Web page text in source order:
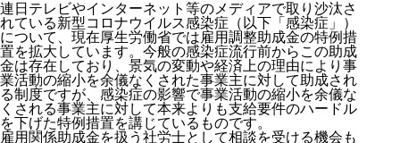
連日テレビやインターネット等のメディアで取り沙汰さ
れている新型コロナウイルス感染症（以下「感染症」）
について、現在厚生労働省では雇用調整助成金の特例措
置を拡大しています。今般の感染症流行前からこの助成
金は存在しており、景気の変動や経済上の理由により事
業活動の縮小を余儀なくされた事業主に対して助成され
る制度ですが、感染症の影響で事業活動の縮小を余儀な
くされる事業主に対して本来よりも支給要件のハードル
を下げた特例措置を講じているものです。
雇用関係助成金を扱う社労士として相談を受ける機会も